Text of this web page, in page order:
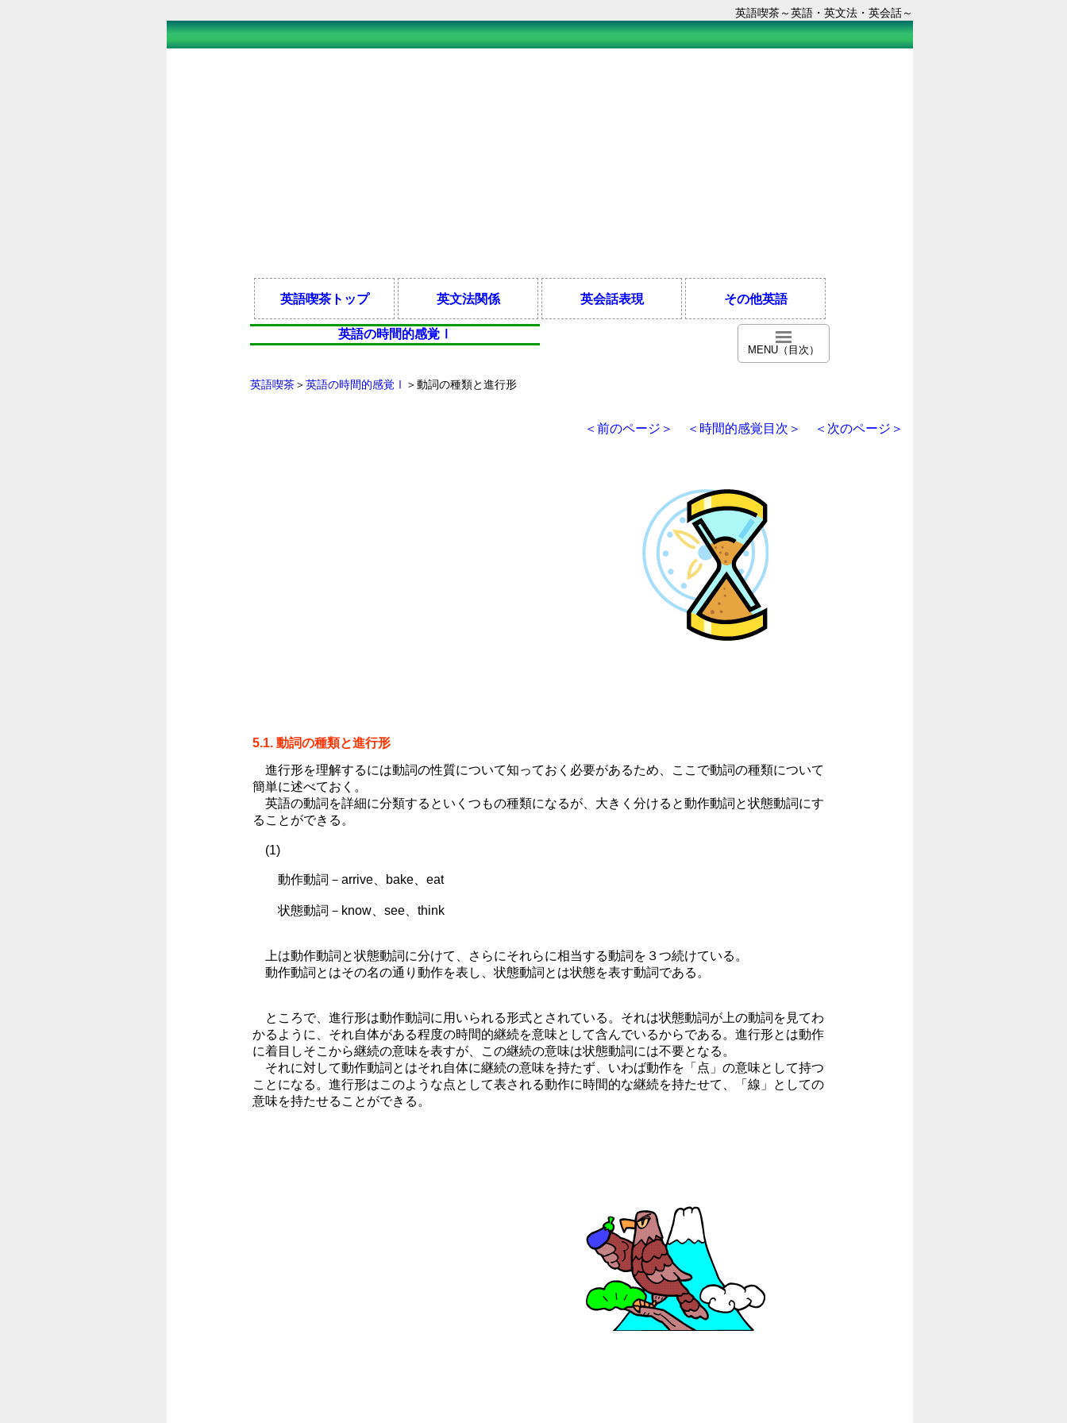
英語喫茶～英語・英文法・英会話～
英語喫茶トップ 英文法関係 英会話表現 その他英語
英語の時間的感覚Ⅰ
MENU（目次）
英語喫茶＞英語の時間的感覚Ⅰ ＞動詞の種類と進行形
＜前のページ＞ ＜時間的感覚目次＞ ＜次のページ＞
5.1. 動詞の種類と進行形
進行形を理解するには動詞の性質について知っておく必要があるため、ここで動詞の種類について
簡単に述べておく。
英語の動詞を詳細に分類するといくつもの種類になるが、大きく分けると動作動詞と状態動詞にす
ることができる。
(1)
動作動詞－arrive、bake、eat
状態動詞－know、see、think
上は動作動詞と状態動詞に分けて、さらにそれらに相当する動詞を３つ続けている。
動作動詞とはその名の通り動作を表し、状態動詞とは状態を表す動詞である。
ところで、進行形は動作動詞に用いられる形式とされている。それは状態動詞が上の動詞を見てわ
かるように、それ自体がある程度の時間的継続を意味として含んでいるからである。進行形とは動作
に着目しそこから継続の意味を表すが、この継続の意味は状態動詞には不要となる。
それに対して動作動詞とはそれ自体に継続の意味を持たず、いわば動作を「点」の意味として持つ
ことになる。進行形はこのような点として表される動作に時間的な継続を持たせて、「線」としての
意味を持たせることができる。